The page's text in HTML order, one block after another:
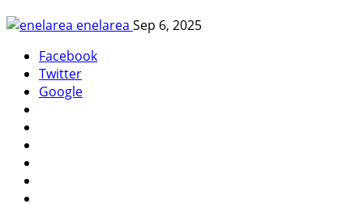
enelarea Sep 6, 2025
Facebook
Twitter
Google